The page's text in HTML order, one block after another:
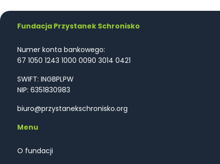
Fundacja Przystanek Schronisko
Numer konta bankowego:
67 1050 1243 1000 0090 3014 0421
SWIFT: INGBPLPW
NIP: 6351830983
biuro@przystanekschronisko.org
Menu
O fundacji